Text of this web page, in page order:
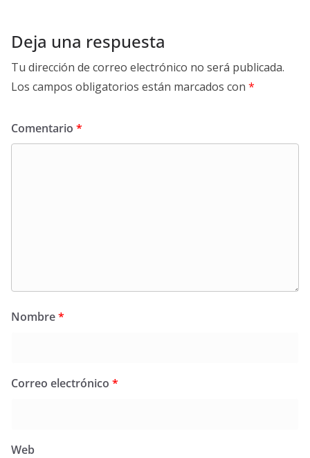
Deja una respuesta
Tu dirección de correo electrónico no será publicada.
Los campos obligatorios están marcados con *
Comentario *
Nombre*
Correo electrónico *
Web